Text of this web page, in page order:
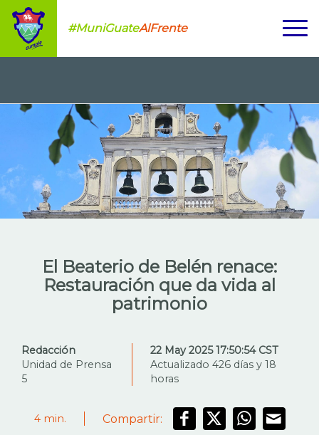
#MuniGuateAlFrente
El Beaterio de Belén renace:
Restauración que da vida al
patrimonio
Redacción
Unidad de Prensa
5
22 May 2025 17:50:54 CST
Actualizado 426 días y 18
horas
4 min. Compartir: